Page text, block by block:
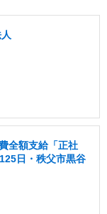
全額支給「正社
日・秩父市黒谷